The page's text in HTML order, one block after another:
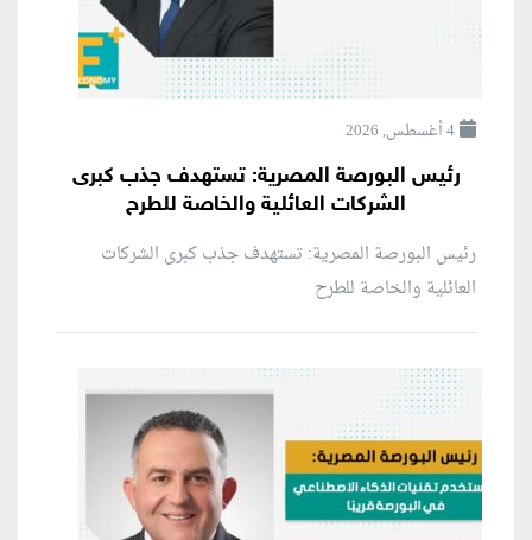
4 أغسطس, 2026
رئيس البورصة المصرية: تستهدف جذب كبرى
الشركات العائلية والخاصة للطرح
رئيس البورصة المصرية: تستهدف جذب كبرى الشركات
العائلية والخاصة للطرح